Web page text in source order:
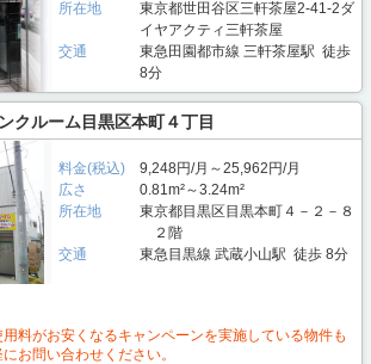
所在地
東京都世田谷区三軒茶屋2-41-2ダ
イヤアクティ三軒茶屋
交通
東急田園都市線 三軒茶屋駅 徒歩
8分
クルーム目黒区本町４丁目
料金(税込)
9,248円/月～25,962円/月
広さ
0.81m²～3.24m²
所在地
東京都目黒区目黒本町４－２－８
２階
交通
東急目黒線 武蔵小山駅 徒歩 8分
料がお安くなるキャンペーンを実施している物件も
お問い合わせください。